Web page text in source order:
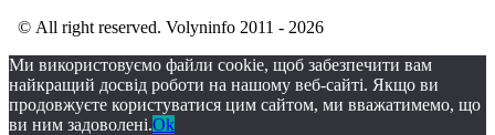
© All right reserved. Volyninfo 2011 - 2026
Ми використовуємо файли cookie, щоб забезпечити вам
найкращий досвід роботи на нашому веб-сайті. Якщо ви
продовжуєте користуватися цим сайтом, ми вважатимемо, що
ви ним задоволені.Ok